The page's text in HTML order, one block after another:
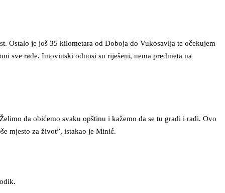
Ostalo je još 35 kilometara od Doboja do Vukosavlja te očekujem
sve rade. Imovinski odnosi su riješeni, nema predmeta na
da obićemo svaku opštinu i kažemo da se tu gradi i radi. Ovo
mjesto za život”, istakao je Minić.